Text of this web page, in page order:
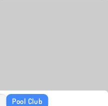
Pool Club